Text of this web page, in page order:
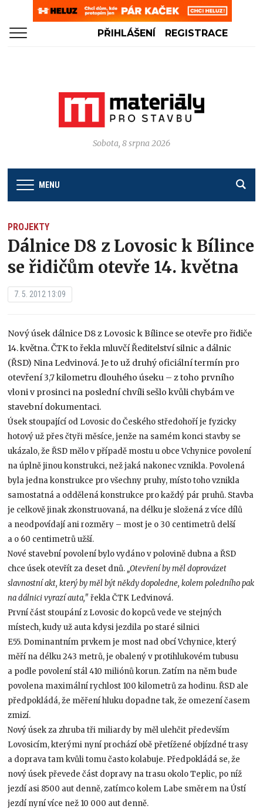
PŘIHLÁŠENÍ REGISTRACE
Sobota, 8 srpna 2026
MENU
PROJEKTY
Dálnice D8 z Lovosic k Bílince
se řidičům otevře 14. května
7. 5. 2012 13:09
Nový úsek dálnice D8 z Lovosic k Bílince se otevře pro řidiče
14. května. ČTK to řekla mluvčí Ředitelství silnic a dálnic
(ŘSD) Nina Ledvinová. Je to už druhý oficiální termín pro
otevření 3,7 kilometru dlouhého úseku – z toho prvního
vloni v prosinci na poslední chvíli sešlo kvůli chybám ve
stavební dokumentaci.
Úsek stoupající od Lovosic do Českého středohoří je fyzicky
hotový už přes čtyři měsíce, jenže na samém konci stavby se
ukázalo, že ŘSD mělo v případě mostu u obce Vchynice povolení
na úplně jinou konstrukci, než jaká nakonec vznikla. Povolená
byla jedna konstrukce pro všechny pruhy, místo toho vznikla
samostatná a oddělená konstrukce pro každý pár pruhů. Stavba
je celkově jinak zkonstruovaná, na délku je složená z více dílů
a neodpovídají ani rozměry – most je o 30 centimetrů delší
a o 60 centimetrů užší.
Nové stavební povolení bylo vydáno v polovině dubna a ŘSD
chce úsek otevřít za deset dnů.„Otevření by měl doprovázet
slavnostní akt, který by měl být někdy dopoledne, kolem poledního pak
na dálnici vyrazí auta," řekla ČTK Ledvinová.
První část stoupání z Lovosic do kopců vede ve stejných
místech, kudy už auta kdysi jezdila po staré silnici
E55. Dominantním prvkem je most nad obcí Vchynice, který
měří na délku 243 metrů, je obalený v protihlukovém tubusu
a podle povolení stál 410 miliónů korun. Zatím na něm bude
povolena maximální rychlost 100 kilometrů za hodinu. ŘSD ale
předpokládá, že měření hluku dopadne tak, že omezení časem
zmizí.
Nový úsek za zhruba tři miliardy by měl ulehčit především
Lovosicím, kterými nyní prochází obě přetížené objízdné trasy
a doprava tam kvůli tomu často kolabuje. Předpokládá se, že
nový úsek převede část dopravy na trasu okolo Teplic, po níž
jezdí asi 8500 aut denně, zatímco kolem Labe směrem na Ústí
jezdí nyní více než 10 000 aut denně.